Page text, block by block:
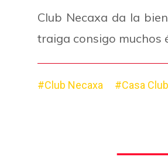
Club Necaxa da la
traiga consigo muchos
#Club Necaxa #Casa